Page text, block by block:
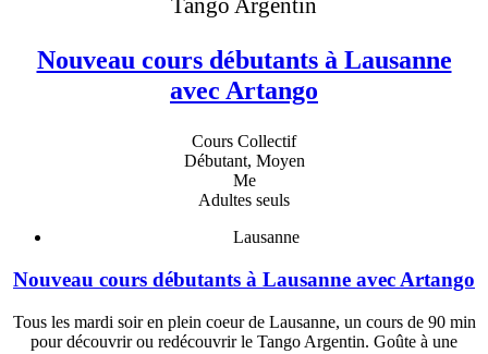
Nouveau cours débutants à Lausanne
avec Artango
Cours Collectif
Débutant, Moyen
Me
Adultes seuls
Lausanne
Nouveau cours débutants à Lausanne avec Artango
Tous les mardi soir en plein coeur de Lausanne, un cours de 90 min
pour découvrir ou redécouvrir le Tango Argentin. Goûte à une